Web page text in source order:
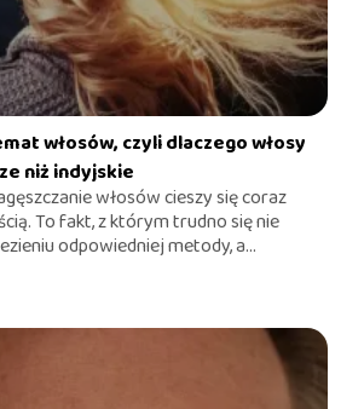
włosów, czyli dlaczego włosy
niż indyjskie
włosów cieszy się coraz
To fakt, z którym trudno się nie
odpowiedniej metody, a...